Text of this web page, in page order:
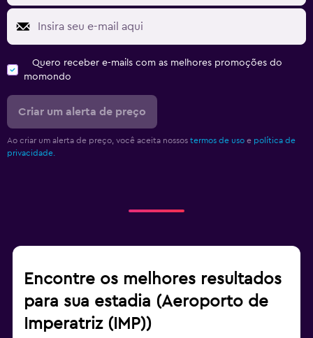
Quero receber e-mails com as melhores promoções do
momondo
Criar um alerta de preço
Ao criar um alerta de preço, você aceita nossos termos de uso e política de
privacidade.
Encontre os melhores resultados
para sua estadia (Aeroporto de
Imperatriz (IMP))